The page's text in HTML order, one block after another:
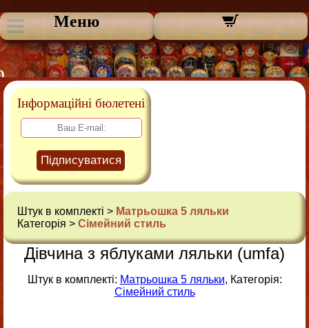
Меню
Інформаційні бюлетені
Підписуватися
Штук в комплекті > Матрьошка 5 ляльки
Категорія > Сімейний стиль
Дівчина з яблуками ляльки (umfa)
Штук в комплекті: Матрьошка 5 ляльки, Категорія:
Сімейний стиль